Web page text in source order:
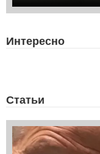
Интересно
Статьи